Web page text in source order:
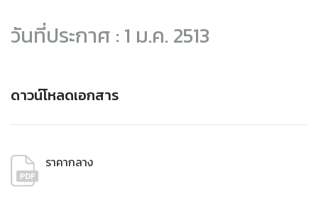
วันที่ประกาศ : 1 ม.ค. 2513
ดาวน์โหลดเอกสาร
ราคากลาง